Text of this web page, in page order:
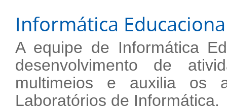
Informática
A equipe de Informática
desenvolvimento de
multimeios e auxilia os
Laboratórios de Informática.